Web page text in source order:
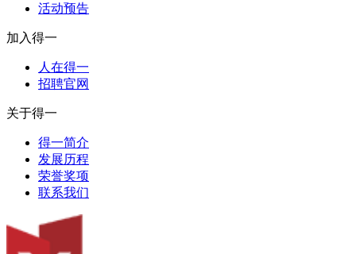
活动预告
加入得一
人在得一
招聘官网
关于得一
得一简介
发展历程
荣誉奖项
联系我们